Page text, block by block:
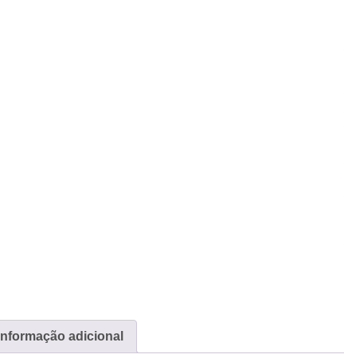
Informação adicional